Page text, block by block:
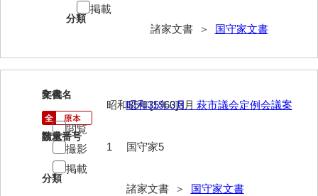
内海家文書
梅村明文書
浦家文書
江浪家文書
分類
諸家文書 ＞ 国守家文書
掲載
5
文書名
昭和35年3月 萩市議会定例会議案
請求番号
国守家5
分類
諸家文書 ＞ 国守家文書
年代
昭和35年[1960]3月
数量
1
閲覧
撮影
掲載